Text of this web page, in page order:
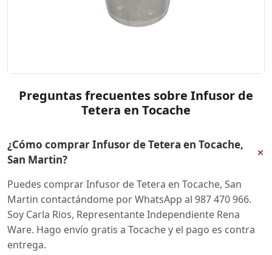
Preguntas frecuentes sobre Infusor de
Tetera en Tocache
¿Cómo comprar Infusor de Tetera en Tocache,
San Martin?
+
Puedes comprar Infusor de Tetera en Tocache, San
Martin contactándome por WhatsApp al 987 470 966.
Soy Carla Rios, Representante Independiente Rena
Ware. Hago envío gratis a Tocache y el pago es contra
entrega.